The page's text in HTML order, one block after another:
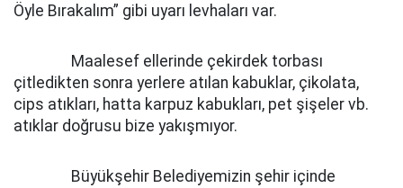
Öyle Bırakalım” gibi uyarı levhaları var.
Maalesef ellerinde çekirdek torbası
çitledikten sonra yerlere atılan kabuklar, çikolata,
cips atıkları, hatta karpuz kabukları, pet şişeler vb.
atıklar doğrusu bize yakışmıyor.
Büyükşehir Belediyemizin şehir içinde